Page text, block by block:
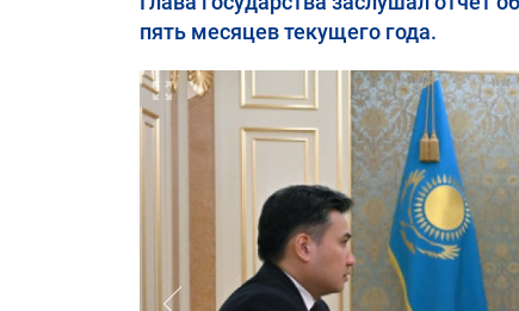
пять месяцев текущего года.